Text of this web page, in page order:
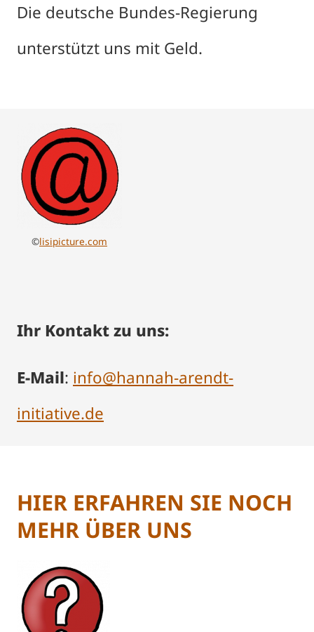
Die deutsche Bundes-Regierung
unterstützt uns mit Geld.
©lisipicture.com
Ihr Kontakt zu uns:
E-Mail: info@hannah-arendt-
initiative.de
HIER ERFAHREN SIE NOCH
MEHR ÜBER UNS